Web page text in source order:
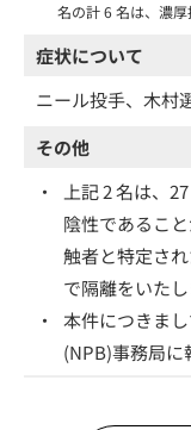
名の計 6 名は、濃厚
症状について
ニール投手、木村
その他
・
上記 2 名は、
陰性であるこ
触者と特定さ
で隔離をいたし
・
本件につきま
(NPB)事務局に